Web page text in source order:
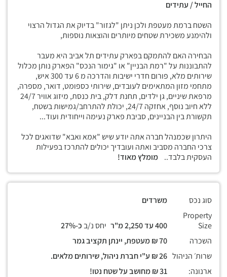
החייל / עתידים
השטח ברמת מעטפת ולכן ניתן "לגזור" בדיוק את הגדול הרצוי
ולהימנע משכירת שטחים מיותרים והוצאות נוספות,
הבחירה האם להתמקם בפארק עתידים תל אביב היא מעבר
להתבוננות על "רמת הבניין" או "גימור הנכס" הפארק נותן מכלול
שירותים מלא, פורום חדרי ישיבות והדרכה מ 6 עד 300 איש,
מתחמי מזון המתאימים לעובדים, שירותי כספומט, דואר, מספרה,
מרפאת שיניים, גן ילדים, תחנת דלק, בית כנסת, מיזוג אוויר 24/7
ללא חיוב נוסף, אחזקה 24/7, יכולת להתרחב/גמישות בשטח,
תקשורת בין הבניינים, סביבת פארק נעימה וייחודית ועוד...
היתרון שכמנהל חברה אתה יודע שיש "אמא ואבא" שדואגים לכל
צרכי החברה מסביב ואתה ועובדיך יכולים להתרכז בפעילות
העסקית בלבד.. מומלץ מאוד!
סוג נכס
משרדים
Property
Size
יחס נ/בכ-27%
השכרה
שרות׳ הניהול
ארנונה: